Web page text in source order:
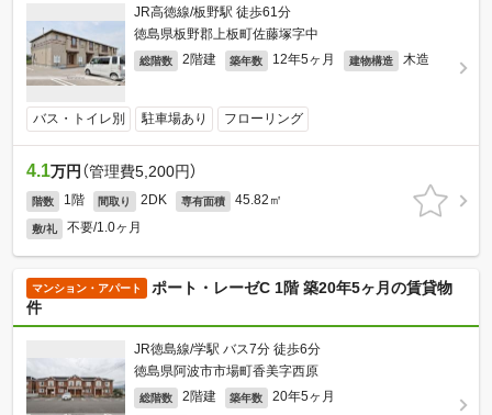
JR高徳線/板野駅 徒歩61分
徳島県板野郡上板町佐藤塚字中
総階数 2階建 築年数 12年5ヶ月 建物構造 木造
バス・トイレ別 駐車場あり フローリング
4.1万円 （管理費5,200円）
階数 1階 間取り 2DK 専有面積 45.82㎡
敷/礼 不要/1.0ヶ月
マンション・アパート
ポート・レーゼC 1階 築20年5ヶ月の賃貸物
件
JR徳島線/学駅 バス7分 徒歩6分
徳島県阿波市市場町香美字西原
総階数 2階建 築年数 20年5ヶ月